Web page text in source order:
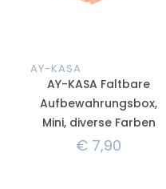
AY-KASA
AY-KASA Faltbare
Aufbewahrungsbox,
Mini, diverse Farben
€ 7,90